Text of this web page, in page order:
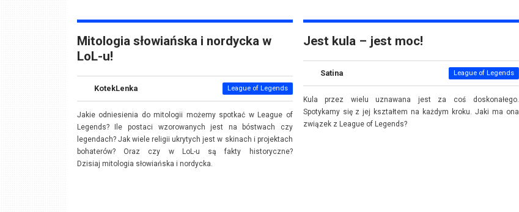
Mitologia słowiańska i nordycka w
LoL-u!
KotekLenka League of Legends
Jakie odniesienia do mitologii możemy spotkać w League of
Legends? Ile postaci wzorowanych jest na bóstwach czy
legendach? Jak wiele religii ukrytych jest w skinach i projektach
bohaterów? Oraz czy w LoL-u są fakty historyczne?
Dzisiaj mitologia słowiańska i nordycka.
Jest kula – jest moc!
Satina League of Legends
Kula przez wielu uznawana jest za coś doskonałego.
Spotykamy się z jej kształtem na każdym kroku. Jaki ma ona
związek z League of Legends?